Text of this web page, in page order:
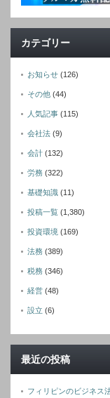
カテゴリー
お知らせ (126)
その他 (44)
人気記事 (115)
会社法 (9)
会計 (132)
労務 (322)
基礎知識 (11)
投稿一覧 (1,380)
投資環境 (169)
法務 (389)
税務 (346)
経営 (48)
設立 (6)
最近の投稿
フィリピンのビジネス